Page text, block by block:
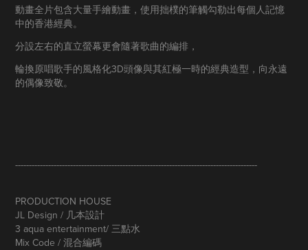
動畫全片包含大量手繪動畫，使用拙樸的筆觸勾勒出每個人記憶
中的香港經典。
分設左右的直立螢幕更會隨著歌曲的編排，
輪換原唱歌手的風格化3D頭像與其紅極一時的經典造型，向永遠
的偶像致敬。
----------------------------------------------------------------------------------------
PRODUCTION HOUSE
JL Design / 几本設計
3 aqua entertainment/ 三點水
Mix Code / 混合編碼